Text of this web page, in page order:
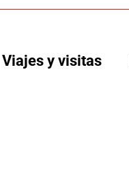
Viajes y visitas